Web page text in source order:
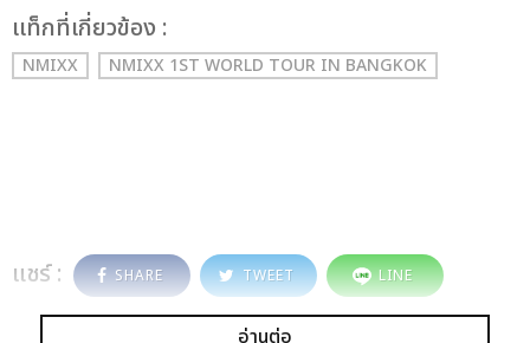
เเท็กที่เกี่ยวข้อง :
NMIXX NMIXX 1ST WORLD TOUR IN BANGKOK
แชร์ : SHARE TWEET LINE
อ่านต่อ